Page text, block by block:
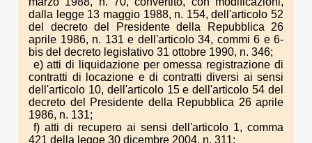
dalla legge 13 maggio 1988, n. 154, dell'articolo 52
del decreto del Presidente della Repubblica 26
aprile 1986, n. 131 e dell'articolo 34, commi 6 e 6-
bis del decreto legislativo 31 ottobre 1990, n. 346;
e) atti di liquidazione per omessa registrazione di
contratti di locazione e di contratti diversi ai sensi
dell'articolo 10, dell'articolo 15 e dell'articolo 54 del
decreto del Presidente della Repubblica 26 aprile
1986, n. 131;
f) atti di recupero ai sensi dell'articolo 1, comma
421 della legge 30 dicembre 2004, n. 311;